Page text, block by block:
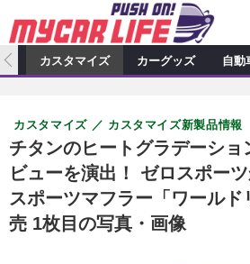
カーオーディオ
プロショップ検索
カーオーディオニュース
その他
カスタマイズ特集記事
カスタマイズニュース
カーグッズ
カーグッズ特集記事
カーグッズニュース
自動車
ニュース
アクセスランキング
カスタマイズ カーグッズ 自動
チタンのヒートグラデーショ
ビューを演出！ ゼロスポー
スポーツマフラー「ワール
売 1枚目の写真・画像
カスタマイズ カスタマイズ新製品情報